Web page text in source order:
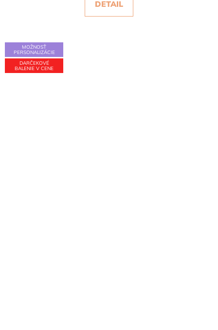
DETAIL
MOŽNOSŤ
PERSONALIZÁCIE
DARČEKOVÉ
BALENIE V CENE